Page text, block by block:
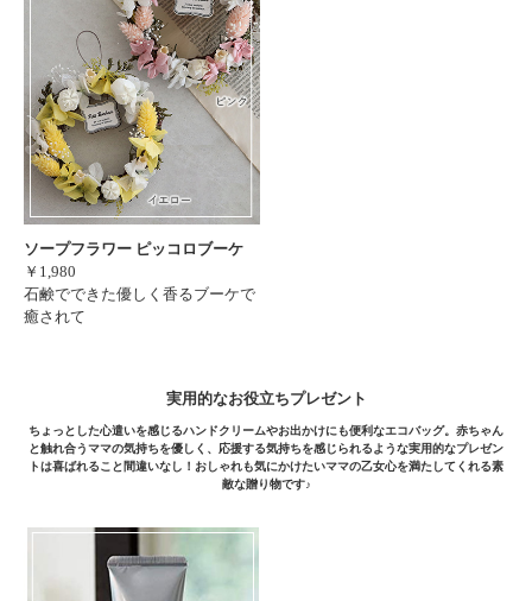
ソープフラワー ピッコロブーケ
￥1,980
石鹸でできた優しく香るブーケで
癒されて
実用的なお役立ちプレゼント
ちょっとした心遣いを感じるハンドクリームやお出かけにも便利なエコバッグ。赤ちゃん
と触れ合うママの気持ちを優しく、応援する気持ちを感じられるような実用的なプレゼン
トは喜ばれること間違いなし！おしゃれも気にかけたいママの乙女心を満たしてくれる素
敵な贈り物です♪